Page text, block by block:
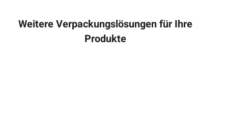
Weitere Verpackungslösungen für Ihre
Produkte